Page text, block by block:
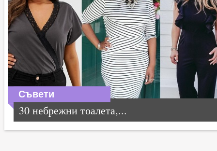
Съвети
30 небрежни тоалета,...